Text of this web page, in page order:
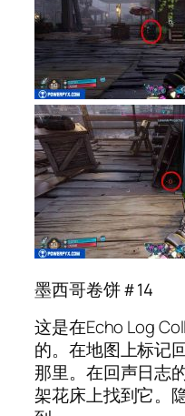
墨西哥卷饼＃14
这是在Echo Log
的。在地图上标记
那里。在回声日志
架花床上找到它。